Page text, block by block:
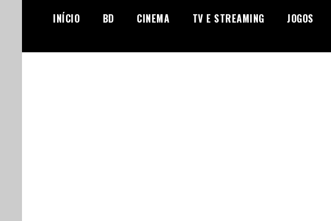
INÍCIO BD CINEMA TV E STREAMING JOGOS